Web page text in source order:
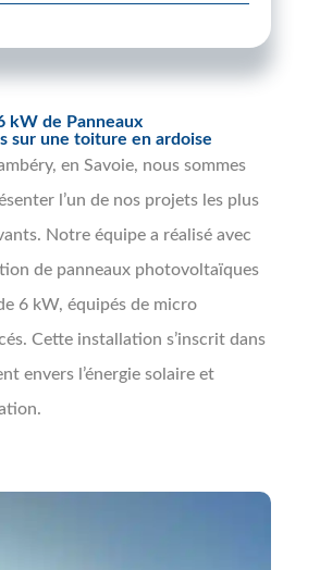
kW de Panneaux
sur une toiture en ardoise
en Savoie, nous sommes
l’un de nos projets les plus
Notre équipe a réalisé avec
de panneaux photovoltaïques
6 kW, équipés de micro
Cette installation s’inscrit dans
envers l’énergie solaire et